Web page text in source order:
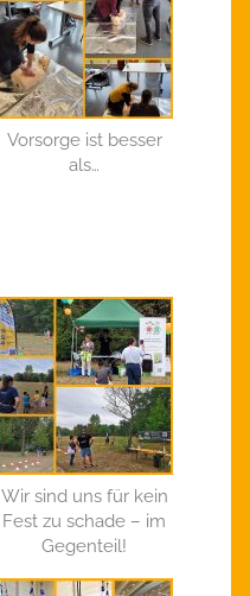
Vorsorge ist besser
als…
Wir sind uns für kein
Fest zu schade – im
Gegenteil!